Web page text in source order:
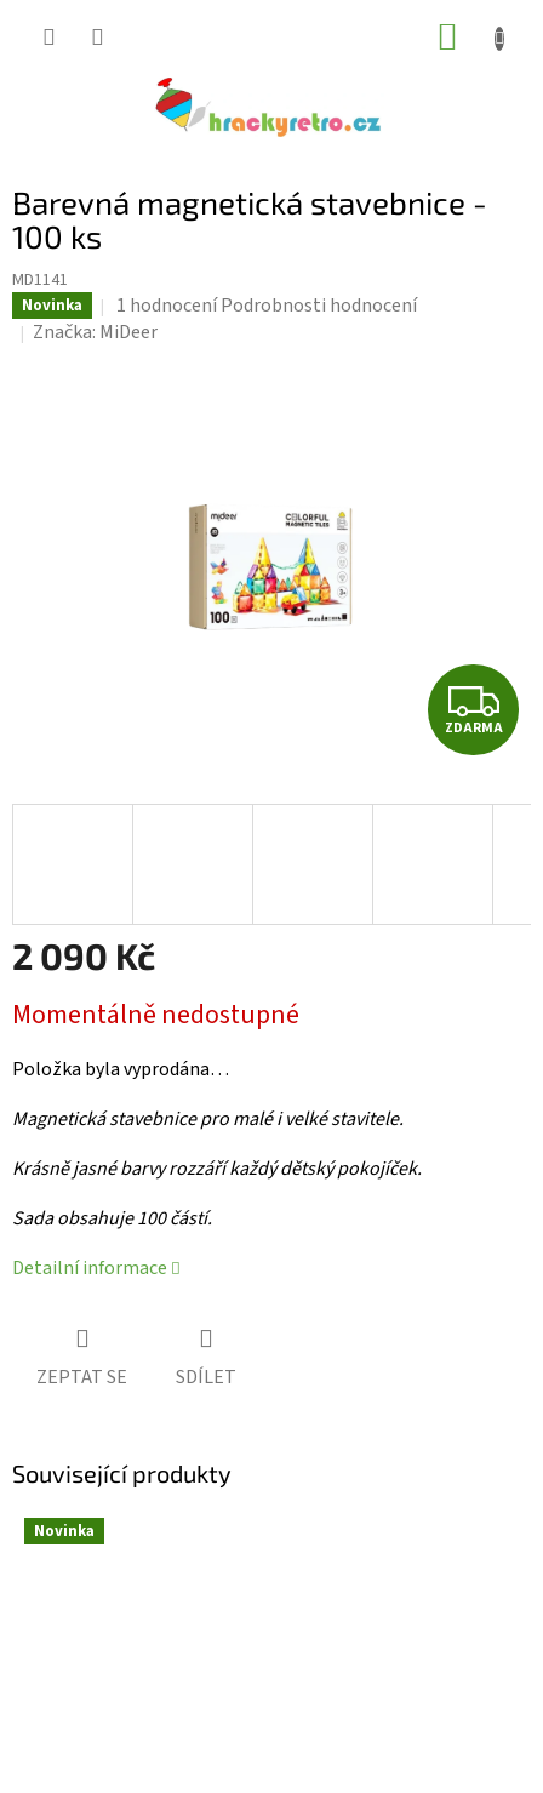
Barevná magnetická stavebnice -
100 ks
MD1141
Novinka
Průměrné
hodnocení
1 hodnocení Podrobnosti hodnocení
Značka: MiDeer
Z
D
A
ZDARMA
2 090 Kč
cena:
Momentálně nedostupné
Položka byla vyprodána…
Magnetická stavebnice pro malé i velké stavitele.
Krásně jasné barvy rozzáří každý dětský pokojíček.
Sada obsahuje 100 částí.
Detailní informace
ZEPTAT SE SDÍLET
Související produkty
Novinka